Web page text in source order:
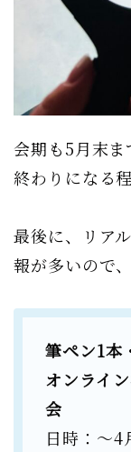
会期も5月末
終わりになる
最後に、リア
報が多いので
筆ペン1本
オンライ
会
日時：〜